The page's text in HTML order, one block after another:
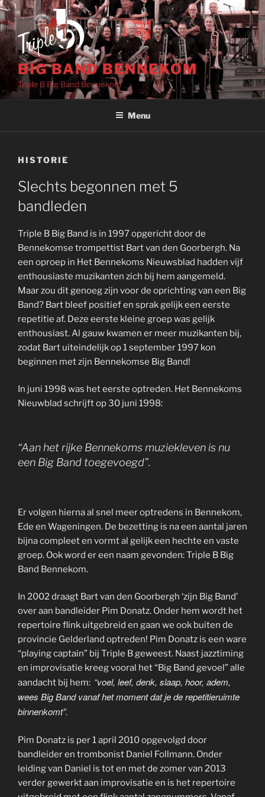
Ga
naar
de
inhoud
BIG BAND BENNEKOM
Triple B Big Band Bennekom
Menu
HISTORIE
Slechts begonnen met 5
bandleden
Triple B Big Band is in 1997 opgericht door de
Bennekomse trompettist Bart van den Goorbergh. Na
een oproep in Het Bennekoms Nieuwsblad hadden vijf
enthousiaste muzikanten zich bij hem aangemeld.
Maar zou dit genoeg zijn voor de oprichting van een Big
Band? Bart bleef positief en sprak gelijk een eerste
repetitie af. Deze eerste kleine groep was gelijk
enthousiast. Al gauw kwamen er meer muzikanten bij,
zodat Bart uiteindelijk op 1 september 1997 kon
beginnen met zijn Bennekomse Big Band!
In juni 1998 was het eerste optreden. Het Bennekoms
Nieuwblad schrijft op 30 juni 1998:
“Aan het rijke Bennekoms muziekleven is nu
een Big Band toegevoegd”.
Er volgen hierna al snel meer optredens in Bennekom,
Ede en Wageningen. De bezetting is na een aantal jaren
bijna compleet en vormt al gelijk een hechte en vaste
groep. Ook word er een naam gevonden: Triple B Big
Band Bennekom.
In 2002 draagt Bart van den Goorbergh ‘zijn Big Band’
over aan bandleider Pim Donatz. Onder hem wordt het
repertoire flink uitgebreid en gaan we ook buiten de
provincie Gelderland optreden! Pim Donatz is een ware
“playing captain” bij Triple B geweest. Naast jazztiming
en improvisatie kreeg vooral het “Big Band gevoel” alle
aandacht bij hem: “voel, leef, denk, slaap, hoor, adem,
wees Big Band vanaf het moment dat je de repetitieruimte
binnenkomt”.
Pim Donatz is per 1 april 2010 opgevolgd door
bandleider en trombonist Daniel Follmann. Onder
leiding van Daniel is tot en met de zomer van 2013
verder gewerkt aan improvisatie en is het repertoire